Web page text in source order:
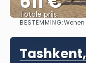
Totale prijs
BESTEMMING:Wenen